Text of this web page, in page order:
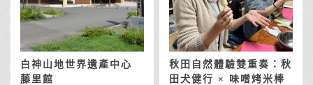
白神山地世界遺產中心
藤里館
秋田自然體驗雙重奏：秋
田犬健行 × 味噌烤米棒